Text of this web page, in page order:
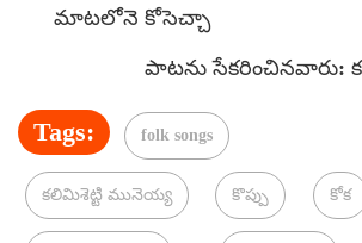
మాటలోనె కోసెచ్చా
పాటను సేకరించినవారు:
Tags: folk songs
కలిమిశెట్టి మునెయ్య కొప్పు కోక